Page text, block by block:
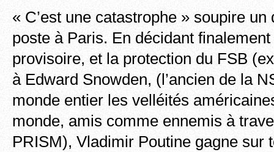
« C’est une catastrophe » soupire
poste à Paris. En décidant finalement
provisoire, et la protection du FSB
à Edward Snowden, (l’ancien de la
monde entier les velléités
monde, amis comme ennemis à
PRISM), Vladimir Poutine gagne sur